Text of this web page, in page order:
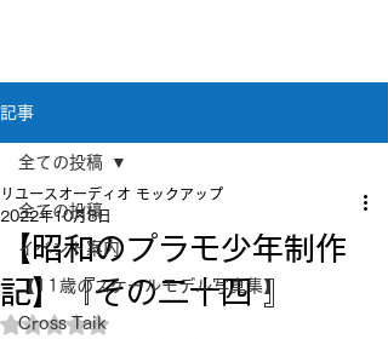
記事
全ての投稿
イベント案内
【11歳のスケールモデル写真集】
Cross Taik
全ての投稿
【昭和のプラモ少年制作
記】『その二十四 』
リユースオーディオ モックアップ
2022年10月8日
5つ星のうちNaNと評価されています。